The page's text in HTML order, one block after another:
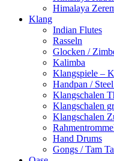
Himalaya
Klang
Indian Flutes
Rasseln
Glocken /
Kalimba
Klangspiele –
Handpan /
Klangschalen
Klangschalen
Klangschalen
Hand Drums
Gongs / Tam